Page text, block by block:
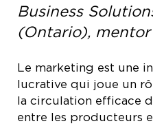
Business
(Ontario),
Le marketing est une
lucrative qui joue un
la circulation efficace
entre les producteurs